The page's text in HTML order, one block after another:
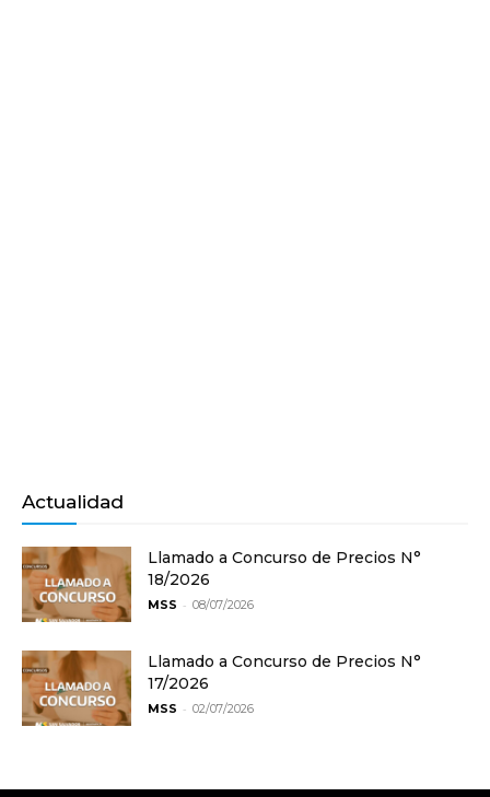
Actualidad
Llamado a Concurso de Precios N°
18/2026
MSS - 08/07/2026
Llamado a Concurso de Precios N°
17/2026
MSS - 02/07/2026